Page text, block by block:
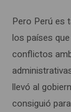
Pero Perú es
los países
conflictos
llevó al
consiguió